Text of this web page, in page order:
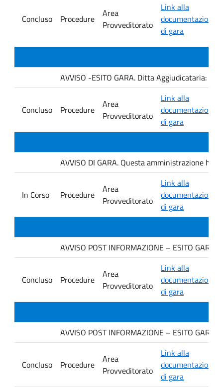
Concluso Procedure
Area
Provveditorato
Link alla
documentazione
di gara
AVVISO -ESITO GARA. Ditta Aggiudicataria:
Concluso Procedure
Area
Provveditorato
Link alla
documentazione
di gara
AVVISO DI GARA. Questa amministrazione
In Corso Procedure
Area
Provveditorato
Link alla
documentazione
di gara
AVVISO POST INFORMAZIONE – ESITO
Concluso Procedure
Area
Provveditorato
Link alla
documentazione
di gara
AVVISO POST INFORMAZIONE – ESITO
Concluso Procedure
Area
Provveditorato
Link alla
documentazione
di gara